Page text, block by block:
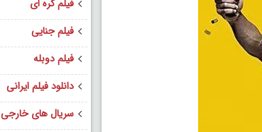
فیلم کره ای
فیلم جنایی
فیلم دوبله
دانلود فیلم ایرانی
سریال های خارجی